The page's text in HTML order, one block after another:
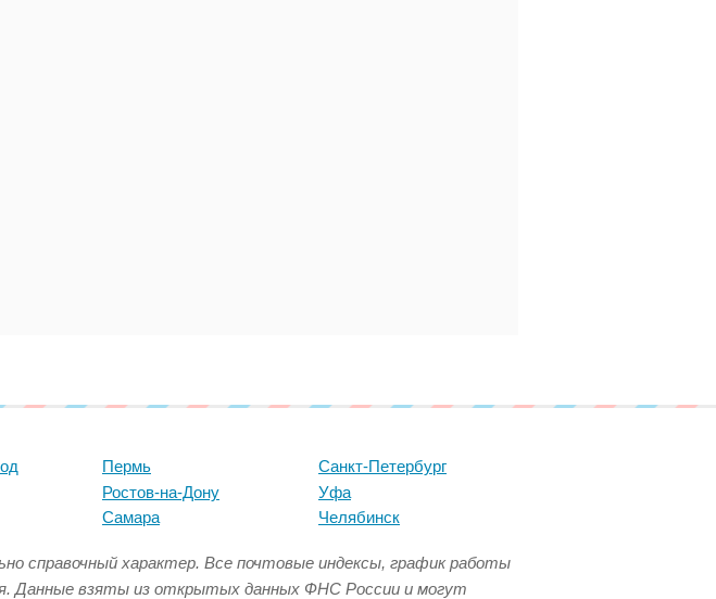
Пермь
Ростов-на-Дону
Самара
Санкт-Петербург
Уфа
Челябинск
справочный характер. Все почтовые индексы, график работы
Данные взяты из открытых данных ФНС России и могут